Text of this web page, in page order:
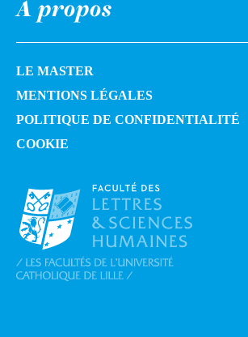
À propos
LE MASTER
MENTIONS LÉGALES
POLITIQUE DE CONFIDENTIALITÉ
COOKIE